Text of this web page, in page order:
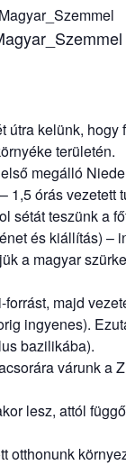
kelünk,
területén.
megálló
órás vezetett
sétát teszünk a
és kiállítás) –
a magyar
majd
ingyenes).
bazilikába).
várunk a
lesz, attól
otthonunk